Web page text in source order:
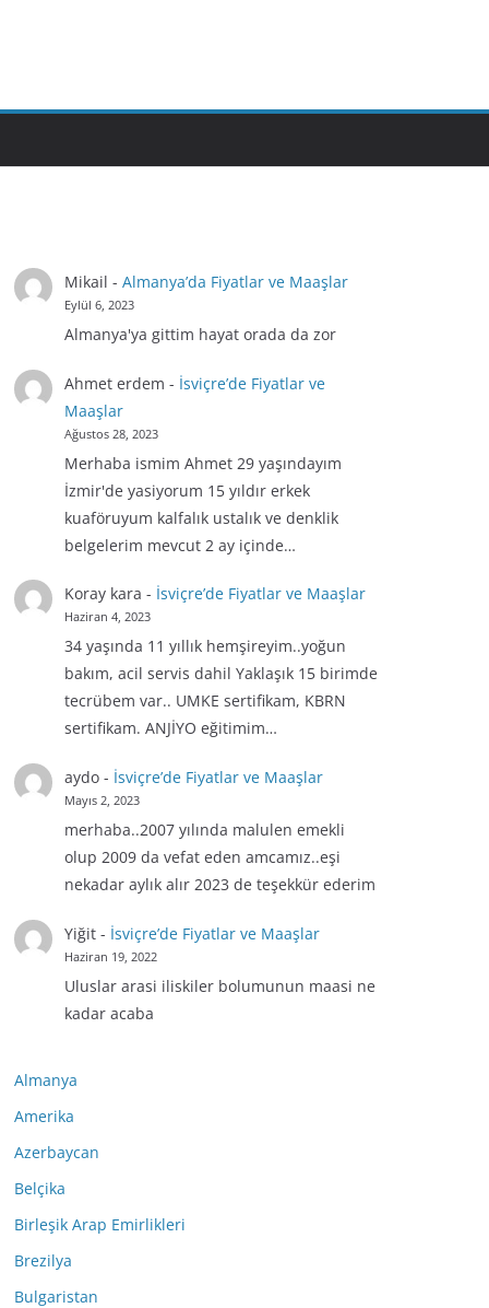
Mikail - Almanya’da Fiyatlar ve Maaşlar
Eylül 6, 2023
Almanya'ya gittim hayat orada da zor
Ahmet erdem - İsviçre’de Fiyatlar ve
Maaşlar
Ağustos 28, 2023
Merhaba ismim Ahmet 29 yaşındayım
İzmir'de yasiyorum 15 yıldır erkek
kuaföruyum kalfalık ustalık ve denklik
belgelerim mevcut 2 ay içinde…
Koray kara - İsviçre’de Fiyatlar ve Maaşlar
Haziran 4, 2023
34 yaşında 11 yıllık hemşireyim..yoğun
bakım, acil servis dahil Yaklaşık 15 birimde
tecrübem var.. UMKE sertifikam, KBRN
sertifikam. ANJİYO eğitimim…
aydo- İsviçre’de Fiyatlar ve Maaşlar
Mayıs 2, 2023
merhaba..2007 yılında malulen emekli
olup 2009 da vefat eden amcamız..eşi
nekadar aylık alır 2023 de teşekkür ederim
Yiğit- İsviçre’de Fiyatlar ve Maaşlar
Haziran 19, 2022
Uluslar arasi iliskiler bolumunun maasi ne
kadar acaba
Almanya
Amerika
Azerbaycan
Belçika
Birleşik Arap Emirlikleri
Brezilya
Bulgaristan